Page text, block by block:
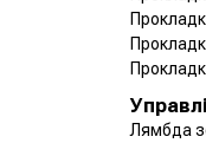
Лямбда